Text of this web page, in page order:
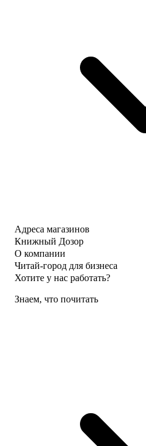
Адреса магазинов
Книжный Дозор
О компании
Читай-город для бизнеса
Хотите у нас работать?
Знаем, что почитать